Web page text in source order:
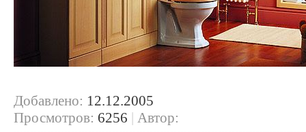
Добавлено: 12.12.2005
Просмотров: 6256 | Автор: